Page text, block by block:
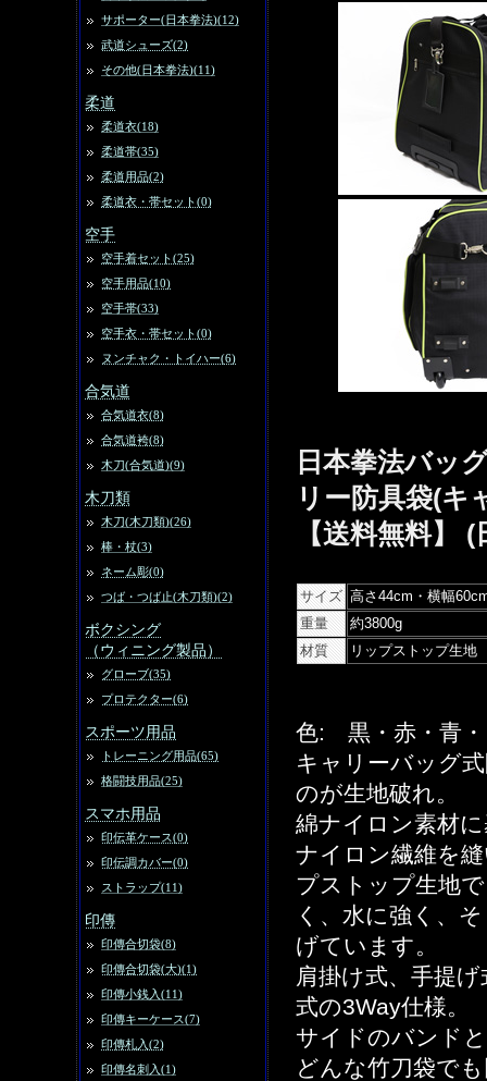
サポーター(日本拳法)(12)
武道シューズ(2)
その他(日本拳法)(11)
柔道
柔道衣(18)
柔道帯(35)
柔道用品(2)
柔道衣・帯セット(0)
空手
空手着セット(25)
空手用品(10)
空手帯(33)
空手衣・帯セット(0)
ヌンチャク・トイハー(6)
合気道
合気道衣(8)
合気道袴(8)
木刀(合気道)(9)
木刀類
木刀(木刀類)(26)
棒・杖(3)
ネーム彫(0)
つば・つば止(木刀類)(2)
ボクシング
（ウィニング製品）
グローブ(35)
プロテクター(6)
スポーツ用品
トレーニング用品(65)
格闘技用品(25)
スマホ用品
印伝革ケース(0)
印伝調カバー(0)
ストラップ(11)
印傳
印傳合切袋(8)
印傳合切袋(大)(1)
印傳小銭入(11)
印傳キーケース(7)
印傳札入(2)
印傳名刺入(1)
日本拳法バッ
リー防具袋(キ
【送料無料】
サイズ 高さ44cm・横幅
重量
約3800g
材質
リップストップ生地
色: 黒・赤・青
キャリーバッグ
のが生地破れ。
綿ナイロン素材
ナイロン繊維を
プストップ生地
く、水に強く、
げています。
肩掛け式、手提
式の3Way仕様。
サイドのバンド
どんな竹刀袋で